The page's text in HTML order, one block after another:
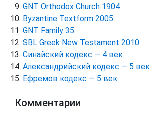
GNT Orthodox Church 1904
Byzantine Textform 2005
GNT Family 35
SBL Greek New Testament 2010
Синайский кодекс — 4 век
Александрийский кодекс — 5 век
Ефремов кодекс — 5 век
Комментарии